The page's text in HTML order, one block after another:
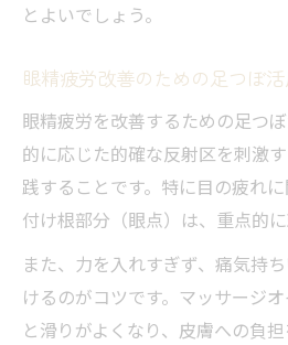
とよいでしょう。
眼精疲労改善のための足つぼ
眼精疲労を改善するための足つ
的に応じた的確な反射区を刺激
践することです。特に目の疲れ
付け根部分（眼点）は、重点的に
また、力を入れすぎず、痛気持
けるのがコツです。マッサージ
と滑りがよくなり、皮膚への負